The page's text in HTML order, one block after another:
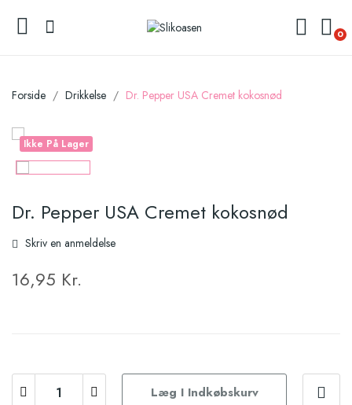
0
Forside Drikkelse Dr. Pepper USA Cremet kokosnød
Ikke På Lager
Dr. Pepper USA Cremet kokosnød
Skriv en anmeldelse
16,95 Kr.
Læg I Indkøbskurv